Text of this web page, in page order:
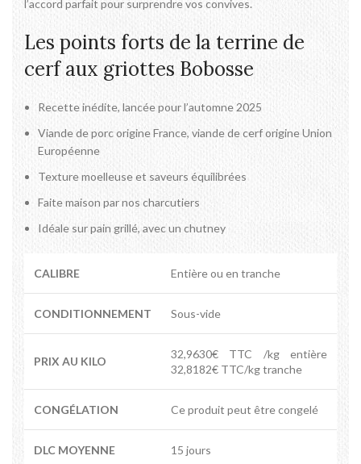
l’accord parfait pour surprendre vos convives.
Les points forts de la terrine de
cerf aux griottes Bobosse
Recette inédite, lancée pour l’automne 2025
Viande de porc origine France, viande de cerf origine Union
Européenne
Texture moelleuse et saveurs équilibrées
Faite maison par nos charcutiers
Idéale sur pain grillé, avec un chutney
CALIBRE Entière ou en tranche
CONDITIONNEMENT Sous-vide
PRIX AU KILO
32,9630€ TTC /kg entière
32,8182€ TTC/kg tranche
CONGÉLATION Ce produit peut être congelé
DLC MOYENNE 15 jours